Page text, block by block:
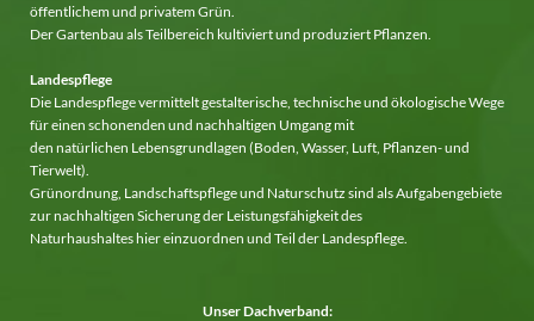
öffentlichem und privatem Grün.
Der Gartenbau als Teilbereich kultiviert und produziert Pflanzen.
Landespflege
Die Landespflege vermittelt gestalterische, technische und ökologische Wege
für einen schonenden und nachhaltigen Umgang mit
den natürlichen Lebensgrundlagen (Boden, Wasser, Luft, Pflanzen- und
Tierwelt).
Grünordnung, Landschaftspflege und Naturschutz sind als Aufgabengebiete
zur nachhaltigen Sicherung der Leistungsfähigkeit des
Naturhaushaltes hier einzuordnen und Teil der Landespflege.
Unser Dachverband: